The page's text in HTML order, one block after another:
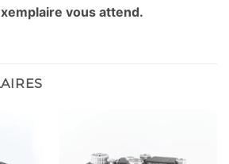
vous attend.